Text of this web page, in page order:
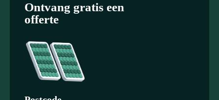
Ontvang gratis een
offerte